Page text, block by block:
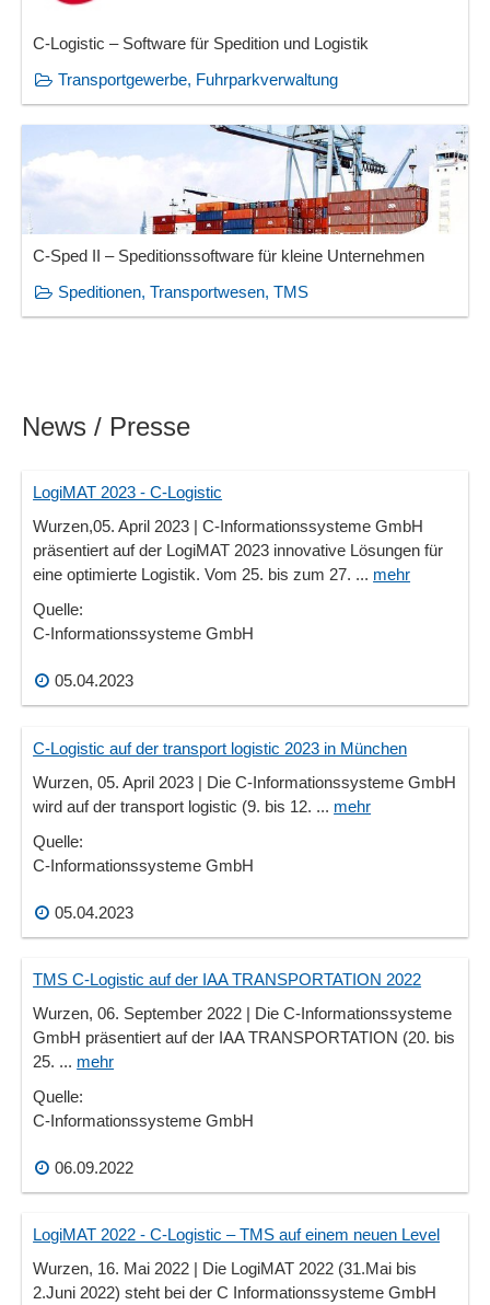
C-Logistic – Software für Spedition und Logistik
Transportgewerbe, Fuhrparkverwaltung
C-Sped II – Speditionssoftware für kleine Unternehmen
Speditionen, Transportwesen, TMS
News / Presse
LogiMAT 2023 - C-Logistic
Wurzen,05. April 2023 | C-Informationssysteme GmbH
präsentiert auf der LogiMAT 2023 innovative Lösungen für
eine optimierte Logistik. Vom 25. bis zum 27. ... mehr
Quelle:
C-Informationssysteme GmbH
05.04.2023
C-Logistic auf der transport logistic 2023 in München
Wurzen, 05. April 2023 | Die C-Informationssysteme GmbH
wird auf der transport logistic (9. bis 12. ... mehr
Quelle:
C-Informationssysteme GmbH
05.04.2023
TMS C-Logistic auf der IAA TRANSPORTATION 2022
Wurzen, 06. September 2022 | Die C-Informationssysteme
GmbH präsentiert auf der IAA TRANSPORTATION (20. bis
25. ... mehr
Quelle:
C-Informationssysteme GmbH
06.09.2022
LogiMAT 2022 - C-Logistic – TMS auf einem neuen Level
Wurzen, 16. Mai 2022 | Die LogiMAT 2022 (31.Mai bis
2.Juni 2022) steht bei der C Informationssysteme GmbH